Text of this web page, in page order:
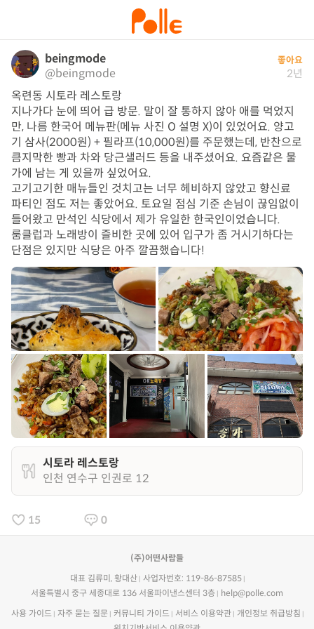
beingmode
@beingmode
좋아요
2년
옥련동 시토라 레스토랑
지나가다 눈에 띄어 급 방문. 말이 잘 통하지 않아 애를 먹었지
만, 나름 한국어 메뉴판(메뉴 사진 O 설명 X)이 있었어요. 양고
기 삼사(2000원) + 필라프(10,000원)를 주문했는데, 반찬으로
큼지막한 빵과 차와 당근샐러드 등을 내주셨어요. 요즘같은 물
가에 남는 게 있을까 싶었어요.
고기고기한 매뉴들인 것치고는 너무 헤비하지 않았고 향신료
파티인 점도 저는 좋았어요. 토요일 점심 기준 손님이 끊임없이
들어왔고 만석인 식당에서 제가 유일한 한국인이었습니다.
룸클럽과 노래방이 즐비한 곳에 있어 입구가 좀 거시기하다는
단점은 있지만 식당은 아주 깔끔했습니다!
시토라 레스토랑
인천 연수구 인권로 12
15 0
(주)어떤사람들
대표 김류미, 황대산
사업자번호: 119-86-87585
서울특별시 중구 세종대로 136 서울파이낸스센터 3층
help@polle.com
사용 가이드 자주 묻는 질문 커뮤니티 가이드 서비스 이용약관
개인정보 취급방침